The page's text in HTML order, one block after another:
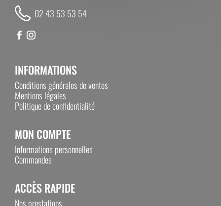
02 43 53 53 54
INFORMATIONS
Conditions générales de ventes
Mentions légales
Politique de confidentialité
MON COMPTE
Informations personnelles
Commandes
ACCÈS RAPIDE
Nos prestations